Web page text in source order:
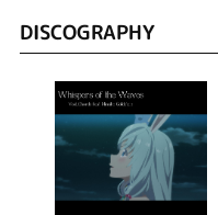
DISCOGRAPHY